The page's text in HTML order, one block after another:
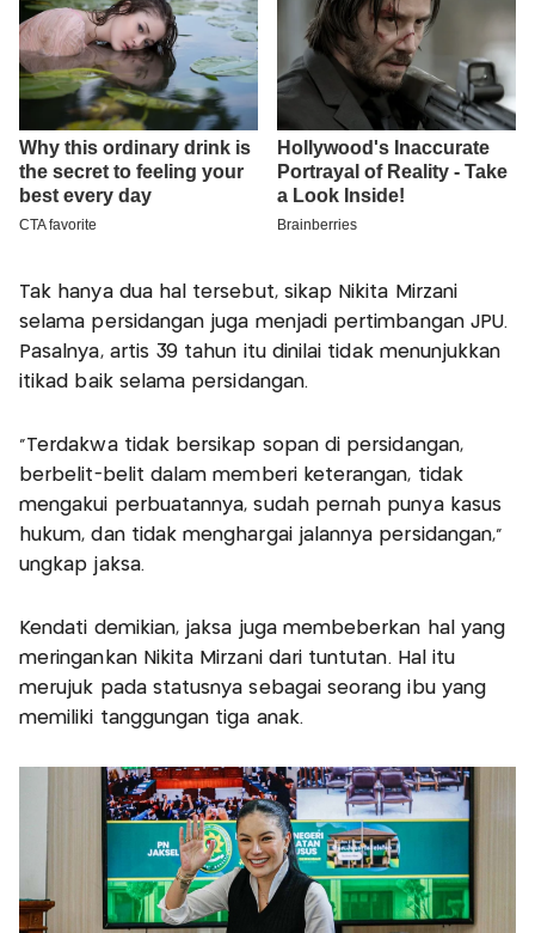
Tak hanya dua hal tersebut, sikap Nikita Mirzani
selama persidangan juga menjadi pertimbangan JPU.
Pasalnya, artis 39 tahun itu dinilai tidak menunjukkan
itikad baik selama persidangan.
“Terdakwa tidak bersikap sopan di persidangan,
berbelit-belit dalam memberi keterangan, tidak
mengakui perbuatannya, sudah pernah punya kasus
hukum, dan tidak menghargai jalannya persidangan,”
ungkap jaksa.
Kendati demikian, jaksa juga membeberkan hal yang
meringankan Nikita Mirzani dari tuntutan. Hal itu
merujuk pada statusnya sebagai seorang ibu yang
memiliki tanggungan tiga anak.